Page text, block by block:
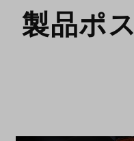
製品ポ